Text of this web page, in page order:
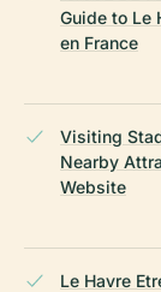
Guide to Le
en France
Visiting
Nearby
Website
Le Havre